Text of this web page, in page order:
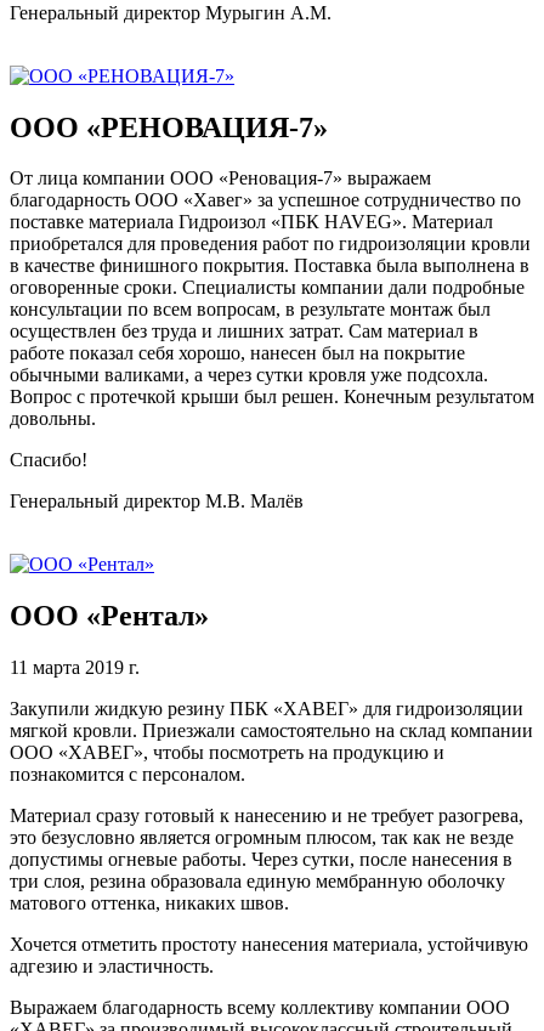
Генеральный директор Мурыгин А.М.
ООО «РЕНОВАЦИЯ-7»
От лица компании ООО «Реновация-7» выражаем
благодарность ООО «Хавег» за успешное сотрудничество по
поставке материала Гидроизол «ПБК HAVEG». Материал
приобретался для проведения работ по гидроизоляции кровли
в качестве финишного покрытия. Поставка была выполнена в
оговоренные сроки. Специалисты компании дали подробные
консультации по всем вопросам, в результате монтаж был
осуществлен без труда и лишних затрат. Сам материал в
работе показал себя хорошо, нанесен был на покрытие
обычными валиками, а через сутки кровля уже подсохла.
Вопрос с протечкой крыши был решен. Конечным результатом
довольны.
Спасибо!
Генеральный директор М.В. Малёв
ООО «Рентал»
11 марта 2019 г.
Закупили жидкую резину ПБК «ХАВЕГ» для гидроизоляции
мягкой кровли. Приезжали самостоятельно на склад компании
ООО «ХАВЕГ», чтобы посмотреть на продукцию и
познакомится с персоналом.
Материал сразу готовый к нанесению и не требует разогрева,
это безусловно является огромным плюсом, так как не везде
допустимы огневые работы. Через сутки, после нанесения в
три слоя, резина образовала единую мембранную оболочку
матового оттенка, никаких швов.
Хочется отметить простоту нанесения материала, устойчивую
адгезию и эластичность.
Выражаем благодарность всему коллективу компании ООО